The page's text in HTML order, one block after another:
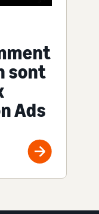
sont
Ads